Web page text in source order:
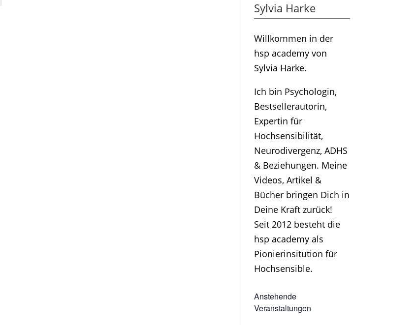
Sylvia Harke
Willkommen in der
hsp academy von
Sylvia Harke.
Ich bin Psychologin,
Bestsellerautorin,
Expertin für
Hochsensibilität,
Neurodivergenz, ADHS
& Beziehungen. Meine
Videos, Artikel &
Bücher bringen Dich in
Deine Kraft zurück!
Seit 2012 besteht die
hsp academy als
Pionierinsitution für
Hochsensible.
Anstehende
Veranstaltungen